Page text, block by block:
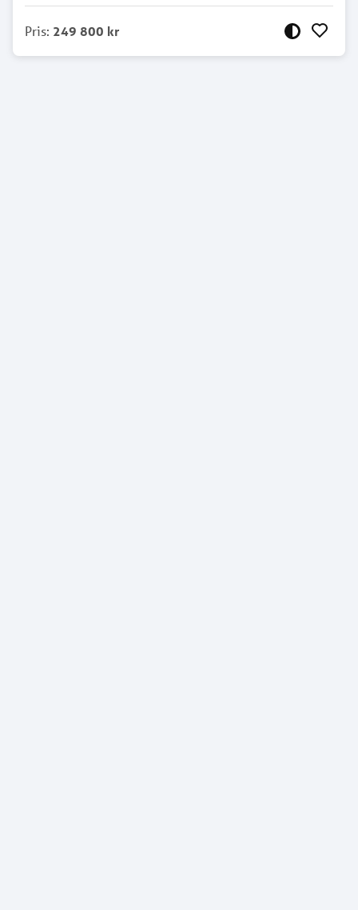
Pris: 249 800 kr